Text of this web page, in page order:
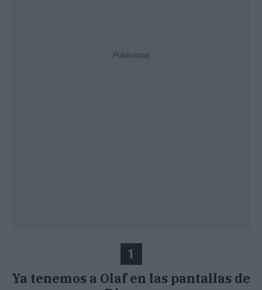
Publicidad
1
Ya tenemos a Olaf en las pantallas de